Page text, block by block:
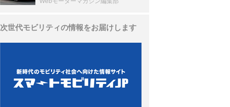
113】
次世代モビリティの情報をお届けします